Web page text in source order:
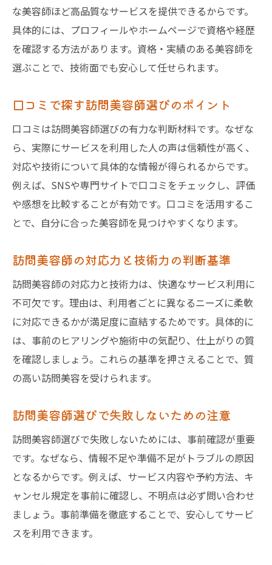
な美容師ほど高品質なサービスを提供できるからです。
具体的には、プロフィールやホームページで資格や経歴
を確認する方法があります。資格・実績のある美容師を
選ぶことで、技術面でも安心して任せられます。
口コミで探す訪問美容師選びのポイント
口コミは訪問美容師選びの有力な判断材料です。なぜな
ら、実際にサービスを利用した人の声は信頼性が高く、
対応や技術について具体的な情報が得られるからです。
例えば、SNSや専門サイトで口コミをチェックし、評価
や感想を比較することが有効です。口コミを活用するこ
とで、自分に合った美容師を見つけやすくなります。
訪問美容師の対応力と技術力の判断基準
訪問美容師の対応力と技術力は、快適なサービス利用に
不可欠です。理由は、利用者ごとに異なるニーズに柔軟
に対応できるかが満足度に直結するためです。具体的に
は、事前のヒアリングや施術中の気配り、仕上がりの質
を確認しましょう。これらの基準を押さえることで、質
の高い訪問美容を受けられます。
訪問美容師選びで失敗しないための注意
訪問美容師選びで失敗しないためには、事前確認が重要
です。なぜなら、情報不足や準備不足がトラブルの原因
となるからです。例えば、サービス内容や予約方法、キ
ャンセル規定を事前に確認し、不明点は必ず問い合わせ
ましょう。事前準備を徹底することで、安心してサービ
スを利用できます。